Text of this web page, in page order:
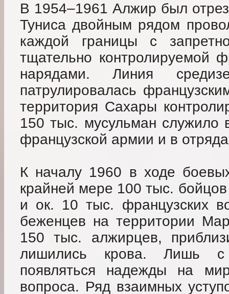
В 1954–1961 Алжир был
Туниса двойным рядом
каждой границы с
тщательно контролируемой
нарядами. Линия
патрулировалась
территория Сахары
150 тыс. мусульман служило
французской армии и в
К началу 1960 в ходе
крайней мере 100 тыс.
и ок. 10 тыс. французских
беженцев на территории
150 тыс. алжирцев,
лишились крова. Лишь
появляться надежды на
вопроса. Ряд взаимных